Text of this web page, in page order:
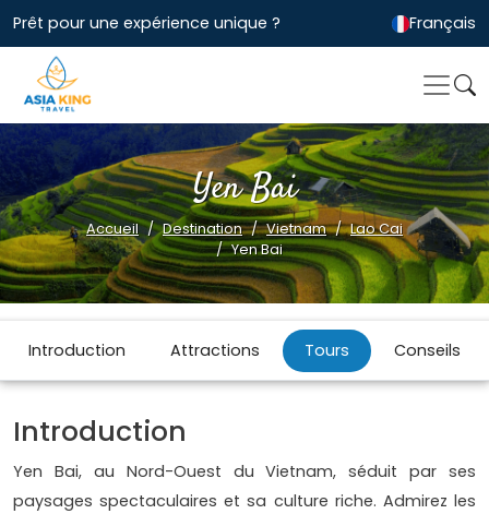
Prêt pour une expérience unique ? Français
Yen Bai
Accueil Destination Vietnam
Lao Cai
Yen Bai
Introduction Attractions Tours Conseils
Introduction
Yen Bai, au Nord-Ouest du Vietnam, séduit par ses
paysages spectaculaires et sa culture riche. Admirez les